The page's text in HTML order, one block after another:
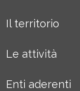
Il territorio
Le attività
Enti aderenti